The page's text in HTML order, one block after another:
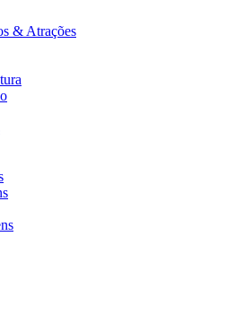
& Atrações